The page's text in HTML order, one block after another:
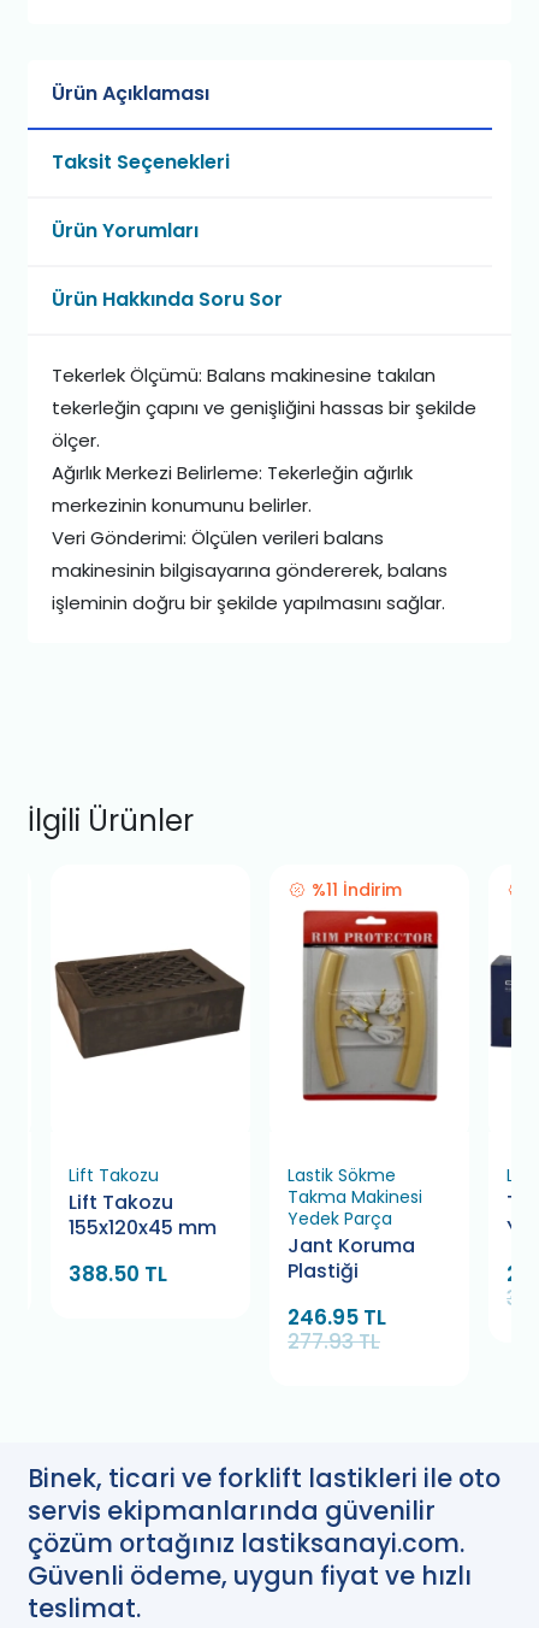
Ürün Açıklaması
Taksit Seçenekleri
Ürün Yorumları
Ürün Hakkında Soru Sor
Tekerlek Ölçümü: Balans makinesine takılan
tekerleğin çapını ve genişliğini hassas bir şekilde
ölçer.
Ağırlık Merkezi Belirleme: Tekerleğin ağırlık
merkezinin konumunu belirler.
Veri Gönderimi: Ölçülen verileri balans
makinesinin bilgisayarına göndererek, balans
işleminin doğru bir şekilde yapılmasını sağlar.
İlgili Ürünler
Lift Takozu
Lift Takozu
155x120x45 mm
388.50 TL
%11 İndirim
Lastik Sökme
Takma Makinesi
Yedek Parça
Jant Koruma
Plastiği
246.95 TL
277.93 TL
Lift
Binek, ticari ve forklift lastikleri ile oto
servis ekipmanlarında güvenilir
çözüm ortağınız lastiksanayi.com.
Güvenli ödeme, uygun fiyat ve hızlı
teslimat.